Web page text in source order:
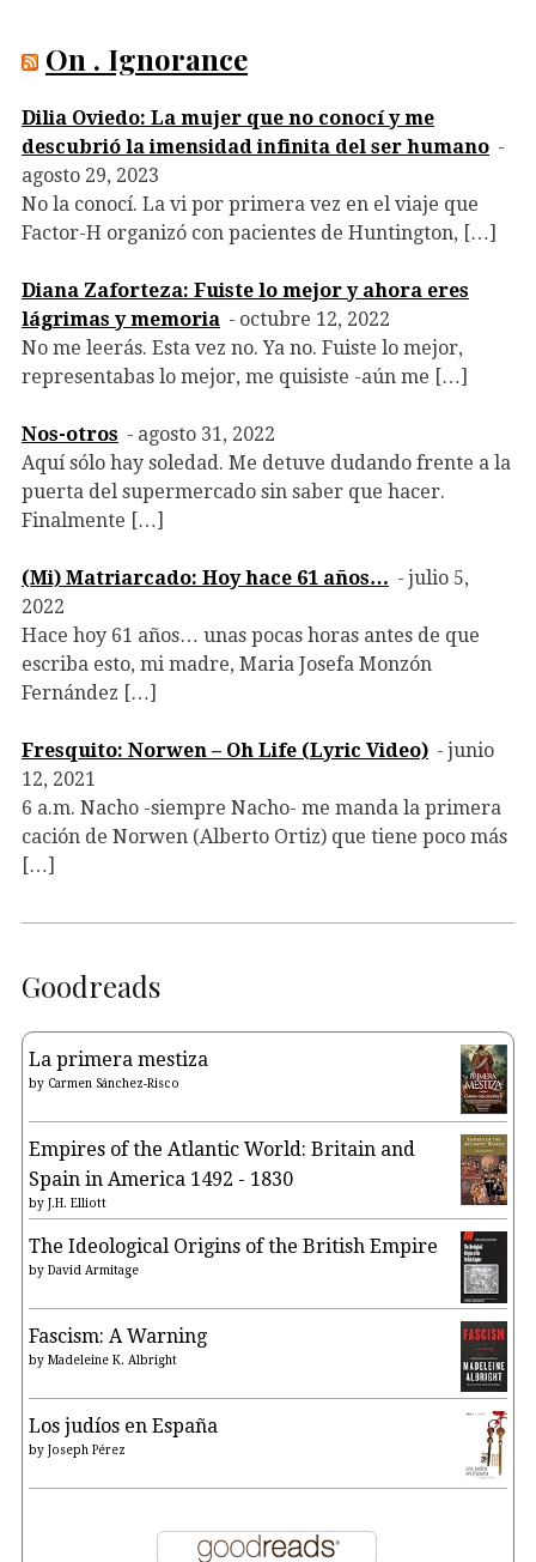
On . Ignorance
Dilia Oviedo: La mujer que no conocí y me
descubrió la imensidad infinita del ser humano
agosto 29, 2023
No la conocí. La vi por primera vez en el viaje que
Factor-H organizó con pacientes de Huntington, […]
Diana Zaforteza: Fuiste lo mejor y ahora eres
lágrimas y memoria
octubre 12, 2022
No me leerás. Esta vez no. Ya no. Fuiste lo mejor,
representabas lo mejor, me quisiste -aún me […]
Nos-otros
agosto 31, 2022
Aquí sólo hay soledad. Me detuve dudando frente a la
puerta del supermercado sin saber que hacer.
Finalmente […]
(Mi) Matriarcado: Hoy hace 61 años…
julio 5,
2022
Hace hoy 61 años… unas pocas horas antes de que
escriba esto, mi madre, Maria Josefa Monzón
Fernández […]
Fresquito: Norwen – Oh Life (Lyric Video)
junio
12, 2021
6 a.m. Nacho -siempre Nacho- me manda la primera
cación de Norwen (Alberto Ortiz) que tiene poco más
[…]
Goodreads
La primera mestiza
by Carmen Sánchez-Risco
Empires of the Atlantic World: Britain and
Spain in America 1492 - 1830
by J.H. Elliott
The Ideological Origins of the British Empire
by David Armitage
Fascism: A Warning
by Madeleine K. Albright
Los judíos en España
by Joseph Pérez